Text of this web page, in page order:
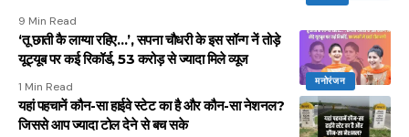
9 Min Read
मनोरंजन
‘तू छाती कै लाग्या रहिए…’, सपना चौधरी के इस सॉन्ग नें तोड़े
यूट्यूब पर कई रिकॉर्ड, 53 करोड़ से ज्यादा मिले व्यूज
1 Min Read
यहां पहचानें कौन-सा हाईवे स्टेट का है और कौन-सा नेशनल?
जिससे आप ज्यादा टोल देने से बच सके